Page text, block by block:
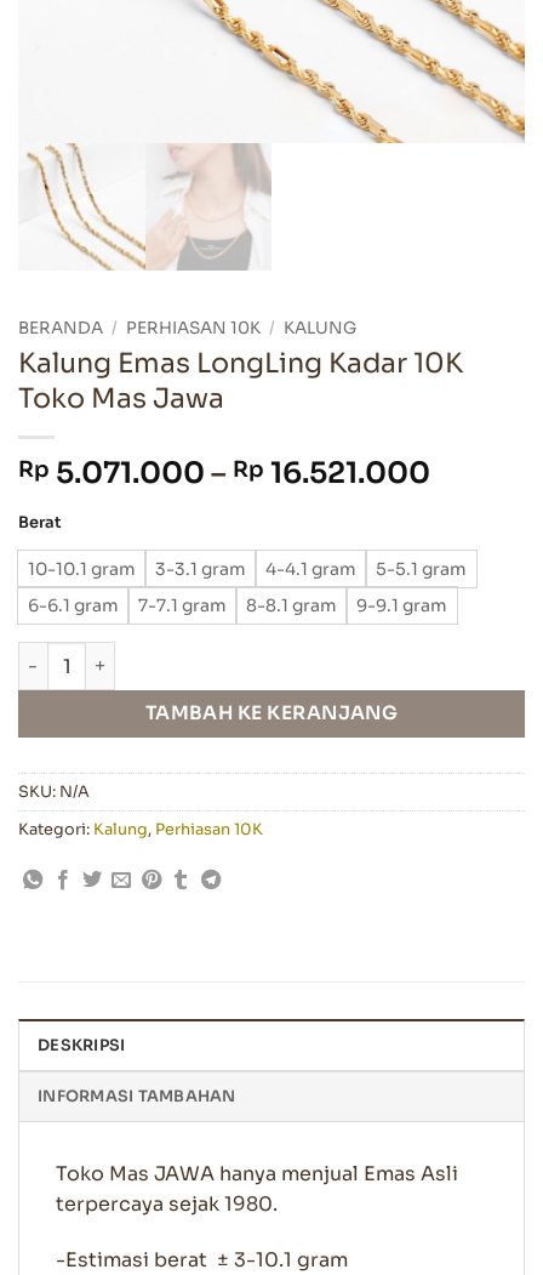
BERANDA / PERHIASAN 10K / KALUNG
Kalung Emas LongLing Kadar 10K
Toko Mas Jawa
Rp 5.071.000 – Rp 16.521.000
hingga
Rp
Berat
10-10.1 gram 3-3.1 gram 4-4.1 gram
5-5.1 gram
6-6.1 gram
7-7.1 gram 8-8.1 gram 9-9.1 gram
Kuantitas Kalung Emas LongLing Kadar 10K Toko Mas Jawa
TAMBAH KE KERANJANG
SKU: N/A
Kategori: Kalung, Perhiasan 10K
DESKRIPSI
INFORMASI TAMBAHAN
Toko Mas JAWA hanya menjual Emas Asli
terpercaya sejak 1980.
-Estimasi berat ± 3-10.1 gram